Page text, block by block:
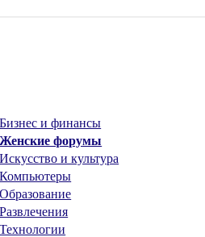
Бизнес и финансы
Женские форумы
Искусство и культура
Компьютеры
Образование
Развлечения
Технологии